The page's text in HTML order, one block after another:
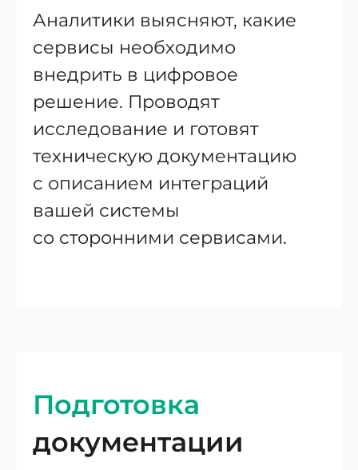
Аналитики выясняют, какие
сервисы необходимо
внедрить в цифровое
решение. Проводят
исследование и готовят
техническую документацию
с описанием интеграций
вашей системы
со сторонними сервисами.
Подготовка
документации